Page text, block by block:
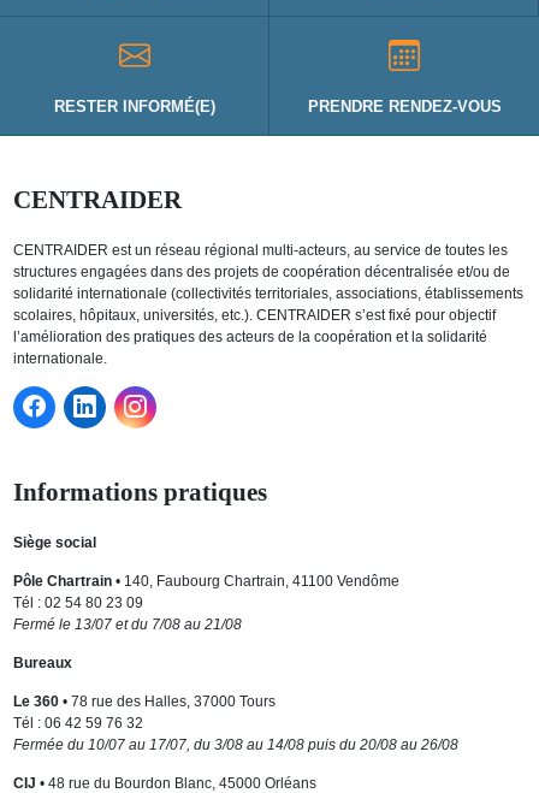
RESTER INFORMÉ(E) PRENDRE RENDEZ-VOUS
CENTRAIDER
CENTRAIDER est un réseau régional multi-acteurs, au service de toutes les
structures engagées dans des projets de coopération décentralisée et/ou de
solidarité internationale (collectivités territoriales, associations, établissements
scolaires, hôpitaux, universités, etc.). CENTRAIDER s’est fixé pour objectif
l’amélioration des pratiques des acteurs de la coopération et la solidarité
internationale.
Informations pratiques
Siège social
Pôle Chartrain• 140, Faubourg Chartrain, 41100 Vendôme
Tél : 02 54 80 23 09
Fermé le 13/07 et du 7/08 au 21/08
Bureaux
Le 360• 78 rue des Halles, 37000 Tours
Tél : 06 42 59 76 32
Fermée du 10/07 au 17/07, du 3/08 au 14/08 puis du 20/08 au 26/08
CIJ • 48 rue du Bourdon Blanc, 45000 Orléans